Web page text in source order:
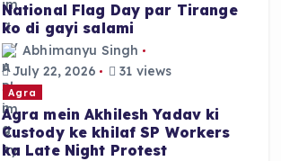
National Flag Day par Tirange
ko di gayi salami
Abhimanyu Singh
July 22, 2026
31 views
Agra
Agra mein Akhilesh Yadav ki
Custody ke khilaf SP Workers
ka Late Night Protest